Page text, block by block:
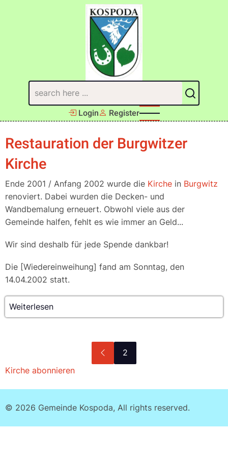
Suchen
Login Register
Restauration der Burgwitzer
Kirche
Ende 2001 / Anfang 2002 wurde die Kirche in Burgwitz
renoviert. Dabei wurden die Decken- und
Wandbemalung erneuert. Obwohl viele aus der
Gemeinde halfen, fehlt es wie immer an Geld...
Wir sind deshalb für jede Spende dankbar!
Die [Wiedereinweihung] fand am Sonntag, den
14.04.2002 statt.
Weiterlesen
Restauration
BurgwitzerVorherige
2
Kirche abonnieren
© 2026 Gemeinde Kospoda, All rights reserved.